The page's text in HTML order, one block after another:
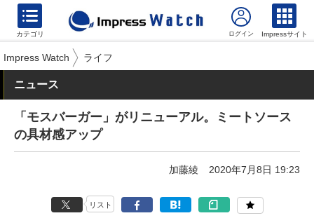
カテゴリ Impressサイト
Impress Watch ライフ
ニュース
「モスバーガー」がリニューアル。ミートソース
の具材感アップ
加藤綾 2020年7月8日 19:23
リスト